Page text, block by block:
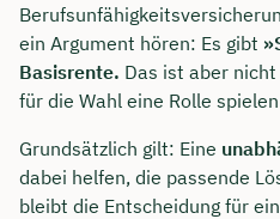
ein Argument hören: Es gibt
Basisrente. Das ist aber
für die Wahl eine Rolle
Grundsätzlich gilt: Eine
dabei helfen, die passende
bleibt die Entscheidung für